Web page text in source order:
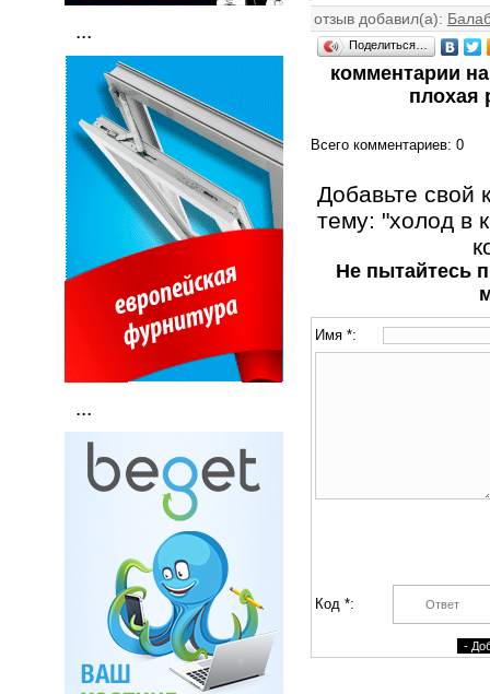
...
...
отзыв добавил(а):
Поделиться…
комментарии
плохая
Всего комментариев: 0
Добавьте свой
тему: "холод в
Не пытайтесь
Имя *:
Код *: